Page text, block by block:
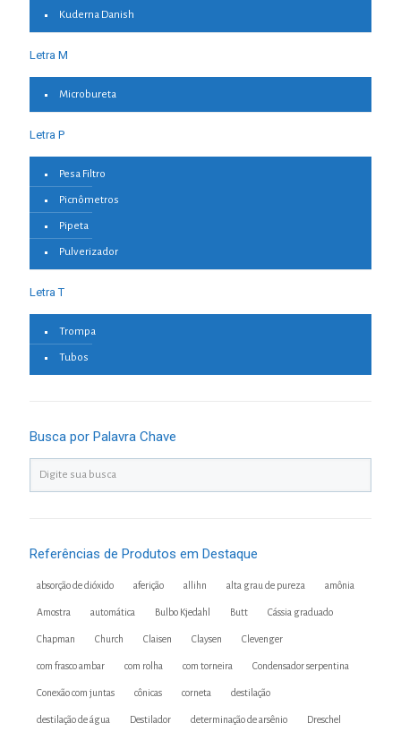
Kuderna Danish
Letra M
Microbureta
Letra P
Pesa Filtro
Picnômetros
Pipeta
Pulverizador
Letra T
Trompa
Tubos
Busca por Palavra Chave
Referências de Produtos em Destaque
absorção de dióxido aferição allihn alta grau de pureza amônia
Amostra automática Bulbo Kjedahl Butt Cássia graduado
Chapman Church Claisen Claysen Clevenger
com frasco ambar com rolha com torneira Condensador serpentina
Conexão com juntas cônicas corneta destilação
destilação de água Destilador determinação de arsênio Dreschel